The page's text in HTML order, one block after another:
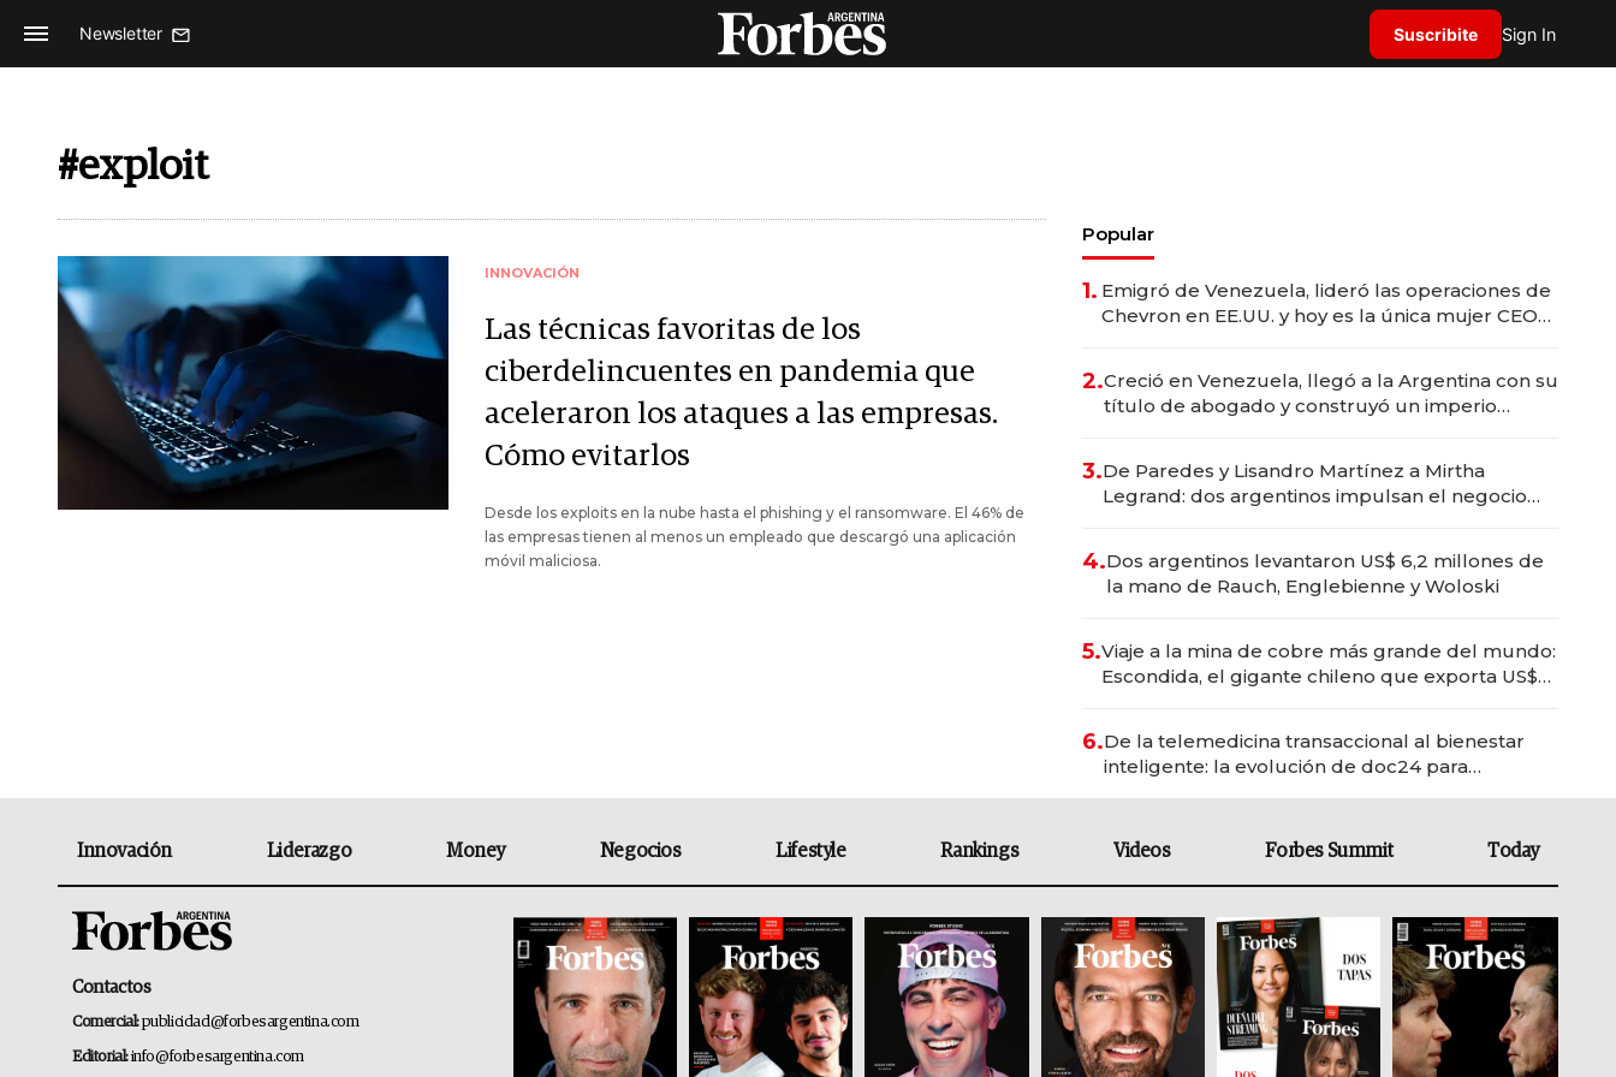
Newsletter Suscribite Sign In
#exploit
INNOVACIÓN
Las técnicas favoritas de los
ciberdelincuentes en pandemia que
aceleraron los ataques a las empresas.
Cómo evitarlos
Desde los exploits en la nube hasta el phishing y el ransomware. El 46% de
las empresas tienen al menos un empleado que descargó una aplicación
móvil maliciosa.
Popular
1. Emigró de Venezuela, lideró las operaciones de
Chevron en EE.UU. y hoy es la única mujer CEO
2.Creció en Venezuela, llegó a la Argentina con su
título de abogado y construyó un imperio
3.De Paredes y Lisandro Martínez a Mirtha
Legrand: dos argentinos impulsan el negocio
4.Dos argentinos levantaron US$ 6,2 millones de
la mano de Rauch, Englebienne y Woloski
5.Viaje a la mina de cobre más grande del mundo:
Escondida, el gigante chileno que exporta US$
6.De la telemedicina transaccional al bienestar
inteligente: la evolución de doc24 para
Innovación Liderazgo Money Negocios Lifestyle Rankings Videos Forbes Summit Today
Contactos
Comercial:publicidad@forbesargentina.com
Editorial:info@forbesargentina.com